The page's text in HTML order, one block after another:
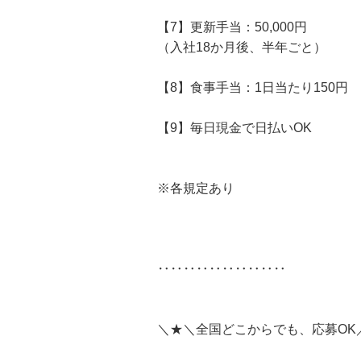
【7】更新手当：50,000円
（入社18か月後、半年ごと）
【8】食事手当：1日当たり150円
【9】毎日現金で日払いOK
※各規定あり
‥‥‥‥‥‥‥‥‥‥
＼★＼全国どこからでも、応募